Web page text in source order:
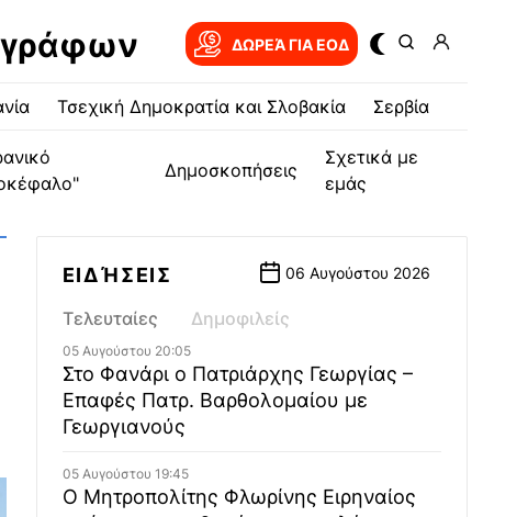
ΔΩΡΕΆ ΓΙΑ EOΔ
Τσεχική Δημοκρατία και Σλοβακία Σερβία
Δημοσκοπήσεις
Σχετικά με
εμάς
ΕΙΔΉΣΕΙΣ 06 Αυγούστου 2026
Τελευταίες Δημοφιλείς
05 Αυγούστου 20:05
Στο Φανάρι ο Πατριάρχης Γεωργίας –
Επαφές Πατρ. Βαρθολομαίου με
Γεωργιανούς
05 Αυγούστου 19:45
Ο Μητροπολίτης Φλωρίνης Ειρηναίος